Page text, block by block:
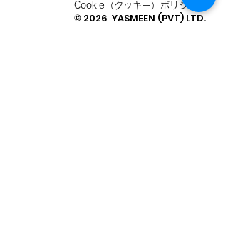
Cookie（クッキー）ポリシー
© 2026 YASMEEN (PVT) LTD.